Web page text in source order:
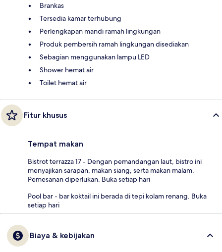
Brankas
Tersedia kamar terhubung
Perlengkapan mandi ramah lingkungan
Produk pembersih ramah lingkungan disediakan
Sebagian menggunakan lampu LED
Shower hemat air
Toilet hemat air
Fitur khusus
Tempat makan
Bistrot terrazza 17 - Dengan pemandangan laut, bistro ini
menyajikan sarapan, makan siang, serta makan malam.
Pemesanan diperlukan. Buka setiap hari
Pool bar - bar koktail ini berada di tepi kolam renang. Buka
setiap hari
Biaya & kebijakan